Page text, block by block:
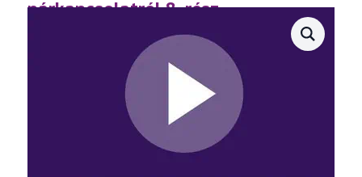
párkapcsolatról 8. rész